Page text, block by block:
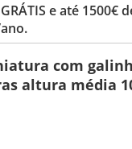
e até 1500€
com
altura média